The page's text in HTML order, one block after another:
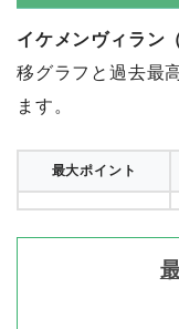
イケメンヴィラン
移グラフと過去最
ます。
最大ポイント